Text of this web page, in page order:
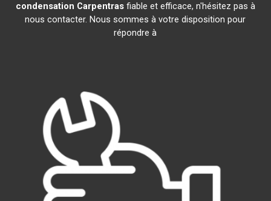
condensation Carpentrasfiable et efficace, n'hésitez pas à
nous contacter. Nous sommes à votre disposition pour
répondre à